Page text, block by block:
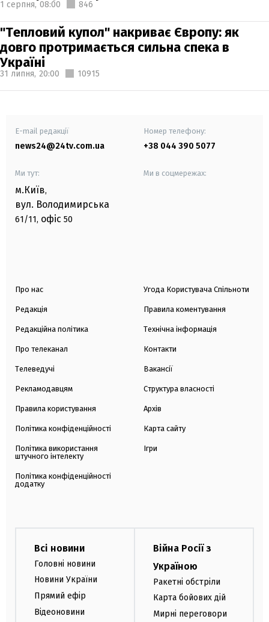
1 серпня, 08:00 846
"Тепловий купол" накриває Європу: як
довго протримається сильна спека в
Україні
31 липня, 20:00 10915
E-mail редакції
news24@24tv.com.ua
Номер телефону:
+38 044 390 5077
Ми тут:
м.Київ,
вул. Володимирська
61/11, офіс 50
Ми в соцмережах:
Про нас
Редакція
Редакційна політика
Про телеканал
Телеведучі
Рекламодавцям
Правила користування
Політика конфіденційності
Політика використання
штучного інтелекту
Політика конфіденційності
додатку
Угода Користувача Спільноти
Правила коментування
Технічна інформація
Контакти
Вакансії
Структура власності
Архів
Карта сайту
Ігри
Всі новини
Головні новини
Новини України
Прямий ефір
Відеоновини
Війна Росії з
Україною
Ракетні обстріли
Карта бойових дій
Мирні переговори